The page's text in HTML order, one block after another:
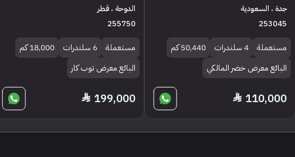
جدة ، السعودية
253045
مستعملة 4 سلندرات
50,440 كم
البائع معرض خضر المالكي
110,000
الدوحة ، قطر
255750
مستعملة 6 سلندرات
18,000 كم
البائع معرض توب كار
199,000